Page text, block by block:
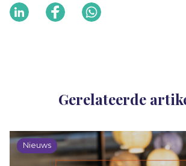
Gerelateerde
Nieuws